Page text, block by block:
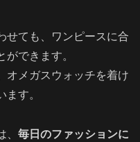
せても、ワンピースに合
できます。
オメガスウォッチを着け
す。
毎日のファッションに